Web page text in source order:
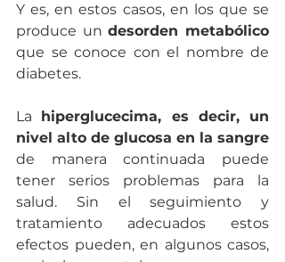
Y es, en estos casos, en los que se
produce un desorden metabólico
que se conoce con el nombre de
diabetes.
La hiperglucecima, es decir, un
nivel alto de glucosa en la sangre
de manera continuada puede
tener serios problemas para la
salud. Sin el seguimiento y
tratamiento adecuados estos
efectos pueden, en algunos casos,